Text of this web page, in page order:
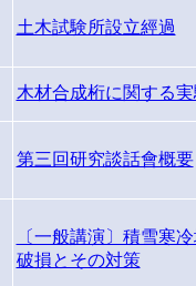
土木試験所設立經過
木材合成桁に関する実
第三回研究談話會概要
〔一般講演〕積雪寒
破損とその対策